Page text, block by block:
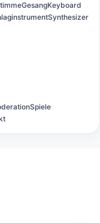
GesangKeyboard
Synthesizer
Spiele